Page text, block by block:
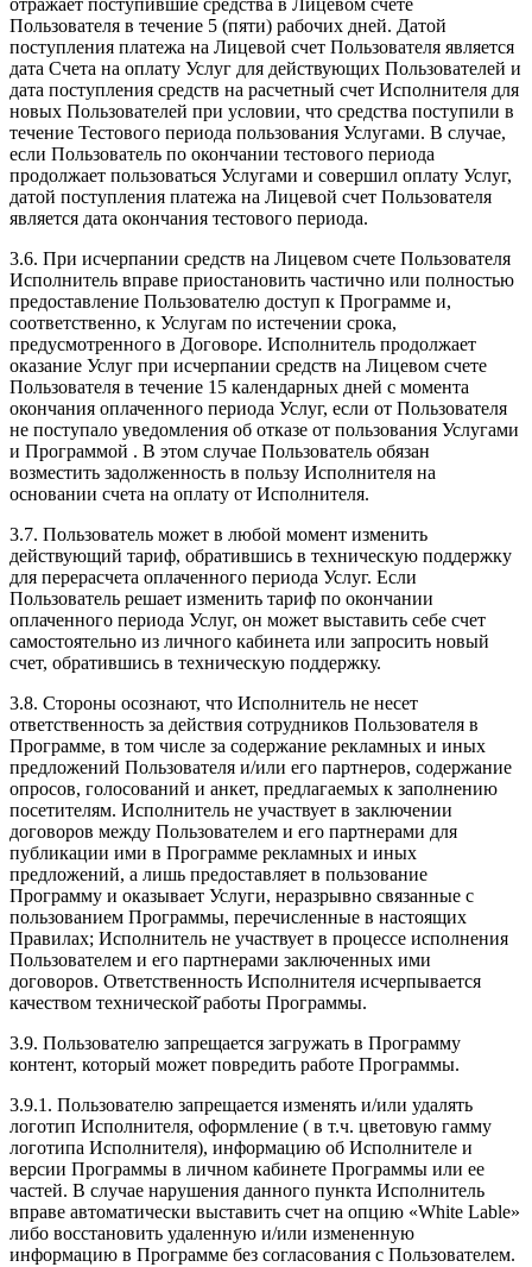
отражает поступившие средства в Лицевом счете
Пользователя в течение 5 (пяти) рабочих дней. Датой
поступления платежа на Лицевой счет Пользователя является
дата Счета на оплату Услуг для действующих Пользователей и
дата поступления средств на расчетный счет Исполнителя для
новых Пользователей при условии, что средства поступили в
течение Тестового периода пользования Услугами. В случае,
если Пользователь по окончании тестового периода
продолжает пользоваться Услугами и совершил оплату Услуг,
датой поступления платежа на Лицевой счет Пользователя
является дата окончания тестового периода.
3.6. При исчерпании средств на Лицевом счете Пользователя
Исполнитель вправе приостановить частично или полностью
предоставление Пользователю доступ к Программе и,
соответственно, к Услугам по истечении срока,
предусмотренного в Договоре. Исполнитель продолжает
оказание Услуг при исчерпании средств на Лицевом счете
Пользователя в течение 15 календарных дней с момента
окончания оплаченного периода Услуг, если от Пользователя
не поступало уведомления об отказе от пользования Услугами
и Программой . В этом случае Пользователь обязан
возместить задолженность в пользу Исполнителя на
основании счета на оплату от Исполнителя.
3.7. Пользователь может в любой момент изменить
действующий тариф, обратившись в техническую поддержку
для перерасчета оплаченного периода Услуг. Если
Пользователь решает изменить тариф по окончании
оплаченного периода Услуг, он может выставить себе счет
самостоятельно из личного кабинета или запросить новый
счет, обратившись в техническую поддержку.
3.8. Стороны осознают, что Исполнитель не несет
ответственность за действия сотрудников Пользователя в
Программе, в том числе за содержание рекламных и иных
предложений Пользователя и/или его партнеров, содержание
опросов, голосований и анкет, предлагаемых к заполнению
посетителям. Исполнитель не участвует в заключении
договоров между Пользователем и его партнерами для
публикации ими в Программе рекламных и иных
предложений, а лишь предоставляет в пользование
Программу и оказывает Услуги, неразрывно связанные с
пользованием Программы, перечисленные в настоящих
Правилах; Исполнитель не участвует в процессе исполнения
Пользователем и его партнерами заключенных ими
договоров. Ответственность Исполнителя исчерпывается
качеством технической̆ работы Программы.
3.9. Пользователю запрещается загружать в Программу
контент, который может повредить работе Программы.
3.9.1. Пользователю запрещается изменять и/или удалять
логотип Исполнителя, оформление ( в т.ч. цветовую гамму
логотипа Исполнителя), информацию об Исполнителе и
версии Программы в личном кабинете Программы или ее
частей. В случае нарушения данного пункта Исполнитель
вправе автоматически выставить счет на опцию «White Lable»
либо восстановить удаленную и/или измененную
информацию в Программе без согласования с Пользователем.